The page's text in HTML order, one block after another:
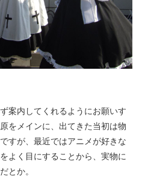
案内してくれるようにお願いす
をメインに、出てきた当初は物
すが、最近ではアニメが好きな
よく目にすることから、実物に
とか。